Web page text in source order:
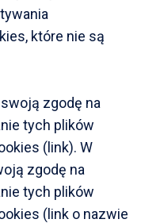
które nie są
zgodę na
tych plików
(link). W
zgodę na
tych plików
(link o nazwie